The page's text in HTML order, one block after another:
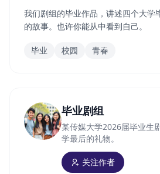
我们剧组的毕业作品，讲述四个大学
的故事。也许你能从中看到自己。
毕业 校园 青春
毕业剧组
某传媒大学2026届毕业生
学最后的礼物。
关注作者